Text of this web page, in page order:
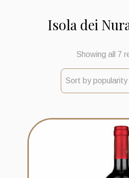
Isola dei
Showing all 7